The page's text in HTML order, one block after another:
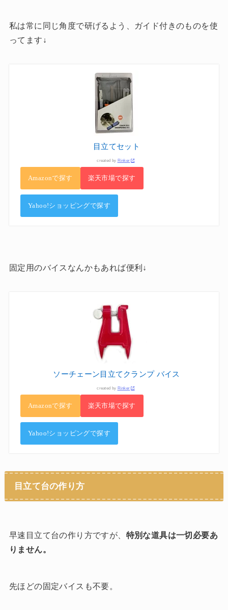
私は常に同じ角度で研げるよう、ガイド付きのものを使
ってます↓
目立てセット
created by Rinker
Amazonで探す 楽天市場で探す
Yahoo!ショッピングで探す
固定用のバイスなんかもあれば便利↓
ソーチェーン目立てクランプ バイス
created by Rinker
Amazonで探す 楽天市場で探す
Yahoo!ショッピングで探す
目立て台の作り方
早速目立て台の作り方ですが、 特別な道具は一切必要あ
りません。
先ほどの固定バイスも不要。